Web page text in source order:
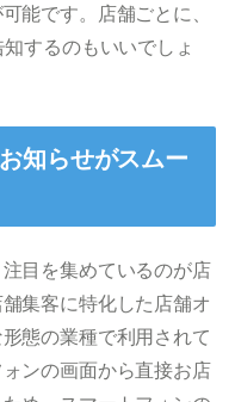
能です。店舗ごとに、
するのもいいでしょ
知らせがスムー
目を集めているのが店
集客に特化した店舗オ
態の業種で利用されて
ンの画面から直接お店